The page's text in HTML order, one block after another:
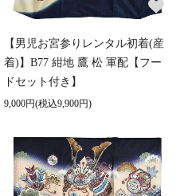
【男児お宮参りレンタル初着(産
着)】B77 紺地 鷹 松 軍配【フー
ドセット付き】
9,000円(税込9,900円)